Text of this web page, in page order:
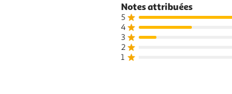
Notes attribuées
5
4
3
2
1